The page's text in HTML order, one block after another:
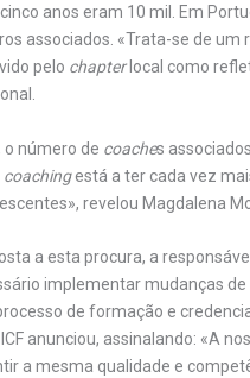
anos eram 10 mil. Em
associados. «Trata-se de
pelo chapterlocal como
o número de coaches
coachingestá a ter cada vez
revelou Magdalena
a esta procura, a
implementar mudanças
de formação e
anunciou, assinalando: «A
a mesma qualidade e